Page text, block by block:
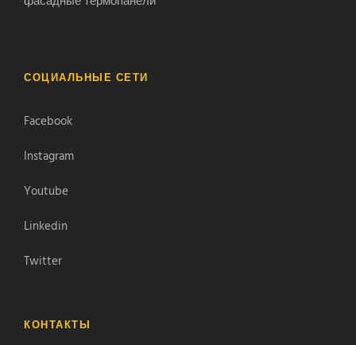
СОЦИАЛЬНЫЕ СЕТИ
Facebook
Instagram
Youtube
Linkedin
Twitter
КОНТАКТЫ